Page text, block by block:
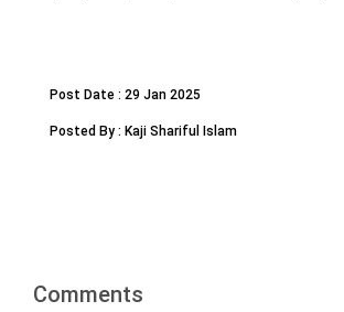
Post Date : 29 Jan 2025
Posted By : Kaji Shariful Islam
Comments